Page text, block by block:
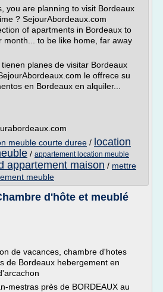
you are planning to visit Bordeaux
? SejourAbordeaux.com
of apartments in Bordeaux to
month... to be like home, far away
planes de visitar Bordeaux
le offrece su
en Bordeaux en alquiler...
meuble courte duree / location
/ appartement location meuble
appartement maison / mettre
meuble
d'hôte et meublé
de vacances, chambre d'hotes
de Bordeaux hebergement en
mestras près de BORDEAUX au